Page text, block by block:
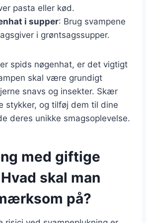
pasta eller kød.
i supper: Brug svampene
i grøntsagssupper.
spids nøgenhat, er det vigtigt
skal være grundigt
snavs og insekter. Skær
stykker, og tilføj dem til dine
deres unikke smagsoplevelse.
med giftige
skal man
på?